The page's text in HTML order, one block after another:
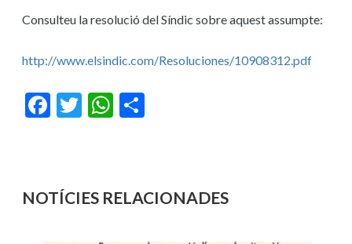
Consulteu la resolució del Síndic sobre aquest assumpte:
http://www.elsindic.com/Resoluciones/10908312.pdf
Facebook
Twitter WhatsApp
NOTÍCIES RELACIONADES